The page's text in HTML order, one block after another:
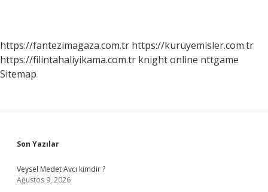
https://fantezimagaza.com.tr https://kuruyemisler.com.tr
https://filintahaliyikama.com.tr knight online nttgame
Sitemap
Sidebar
Son Yazılar
Veysel Medet Avcı kimdir ?
Ağustos 9, 2026